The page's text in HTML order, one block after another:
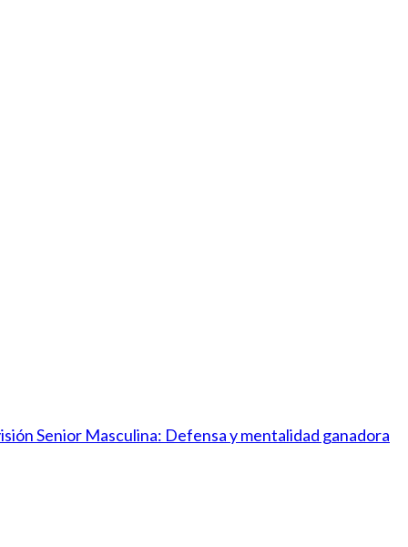
Senior Masculina: Defensa y mentalidad ganadora